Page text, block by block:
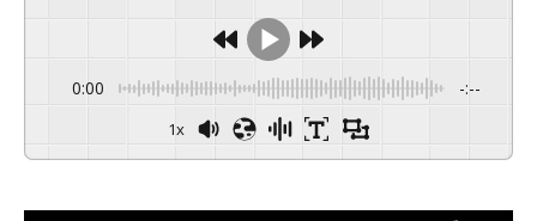
0:00 -:--
1x